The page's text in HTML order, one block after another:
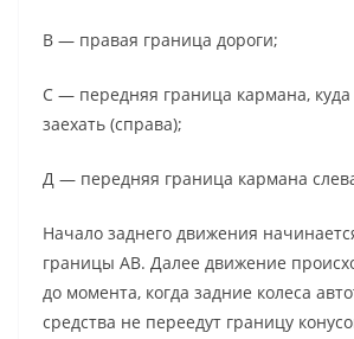
В — правая граница дороги;
С — передняя граница кармана,
заехать (справа);
Д — передняя граница кармана
Начало заднего движения
границы АВ. Далее движение
до момента, когда задние колеса
средства не переедут границу